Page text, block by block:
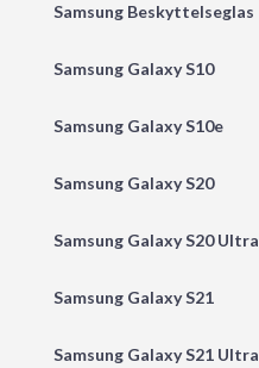
Samsung Beskyttelseglas
Samsung Galaxy S10
Samsung Galaxy S10e
Samsung Galaxy S20
Samsung Galaxy S20 Ultra
Samsung Galaxy S21
Samsung Galaxy S21 Ultra